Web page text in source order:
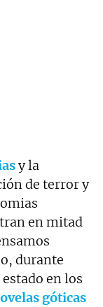
y la
de terror y
en mitad
durante
en los
góticas